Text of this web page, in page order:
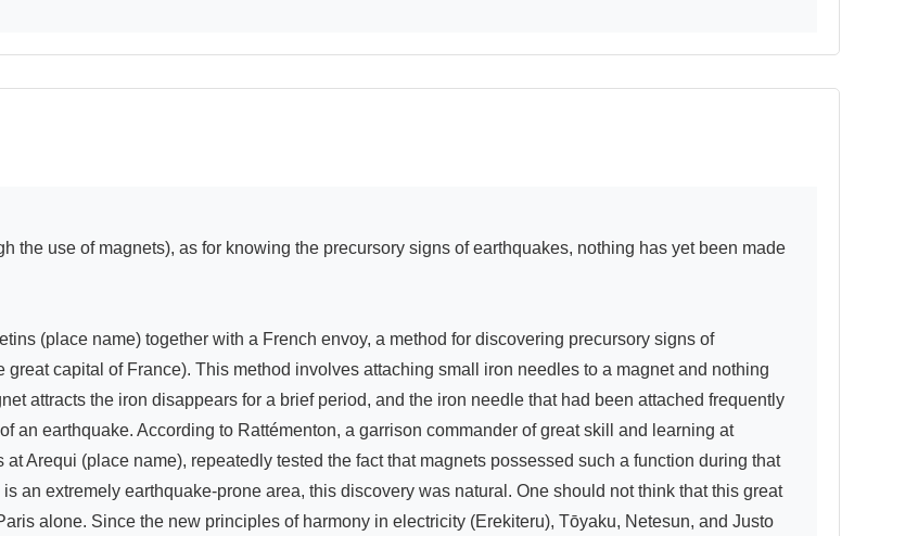
(place name) together with a French envoy, a method for discovering precursory signs of
capital of France). This method involves attaching small iron needles to a magnet and nothing
attracts the iron disappears for a brief period, and the iron needle that had been attached frequently
an earthquake. According to Rattémenton, a garrison commander of great skill and learning at
Arequi (place name), repeatedly tested the fact that magnets possessed such a function during that
an extremely earthquake-prone area, this discovery was natural. One should not think that this great
alone. Since the new principles of harmony in electricity (Erekiteru), Tōyaku, Netesun, and Justo